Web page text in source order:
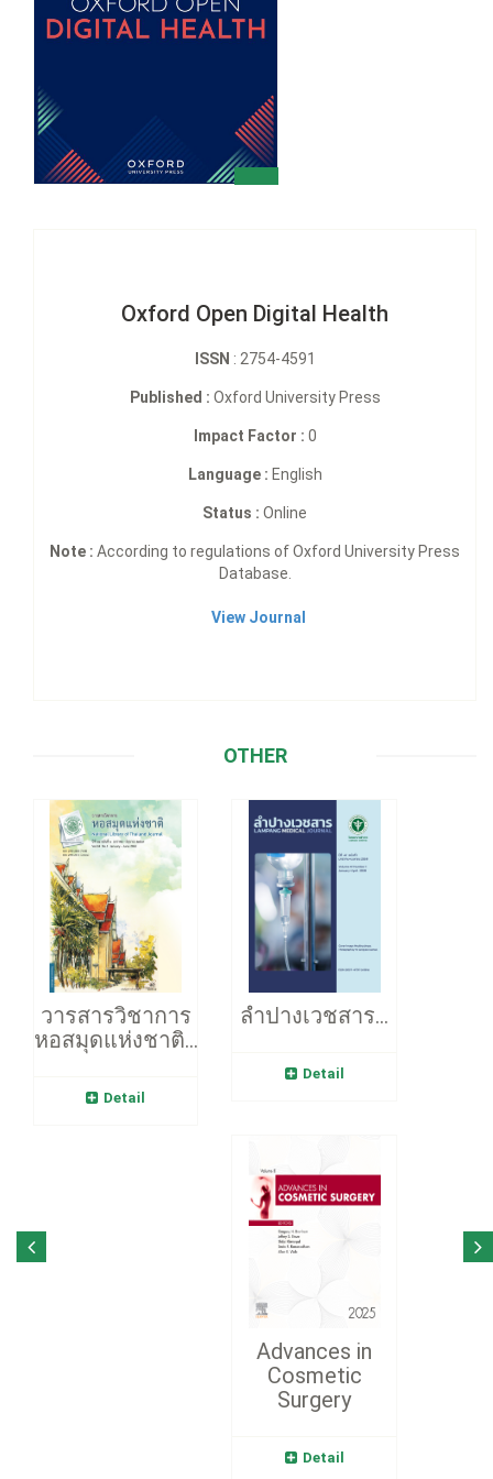
Oxford Open Digital Health
ISSN : 2754-4591
Published : Oxford University Press
Impact Factor : 0
Language : English
Status : Online
Note : According to regulations of Oxford University Press
Database.
View Journal
OTHER
วารสารวิชาการ
หอสมุดแห่งชาติ...
Detail
ลำปางเวชสาร...
Detail
Advances in
Cosmetic
Surgery
Detail